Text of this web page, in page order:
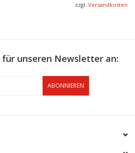
zzgl. Versandkosten
für unseren Newsletter an:
ABONNIEREN